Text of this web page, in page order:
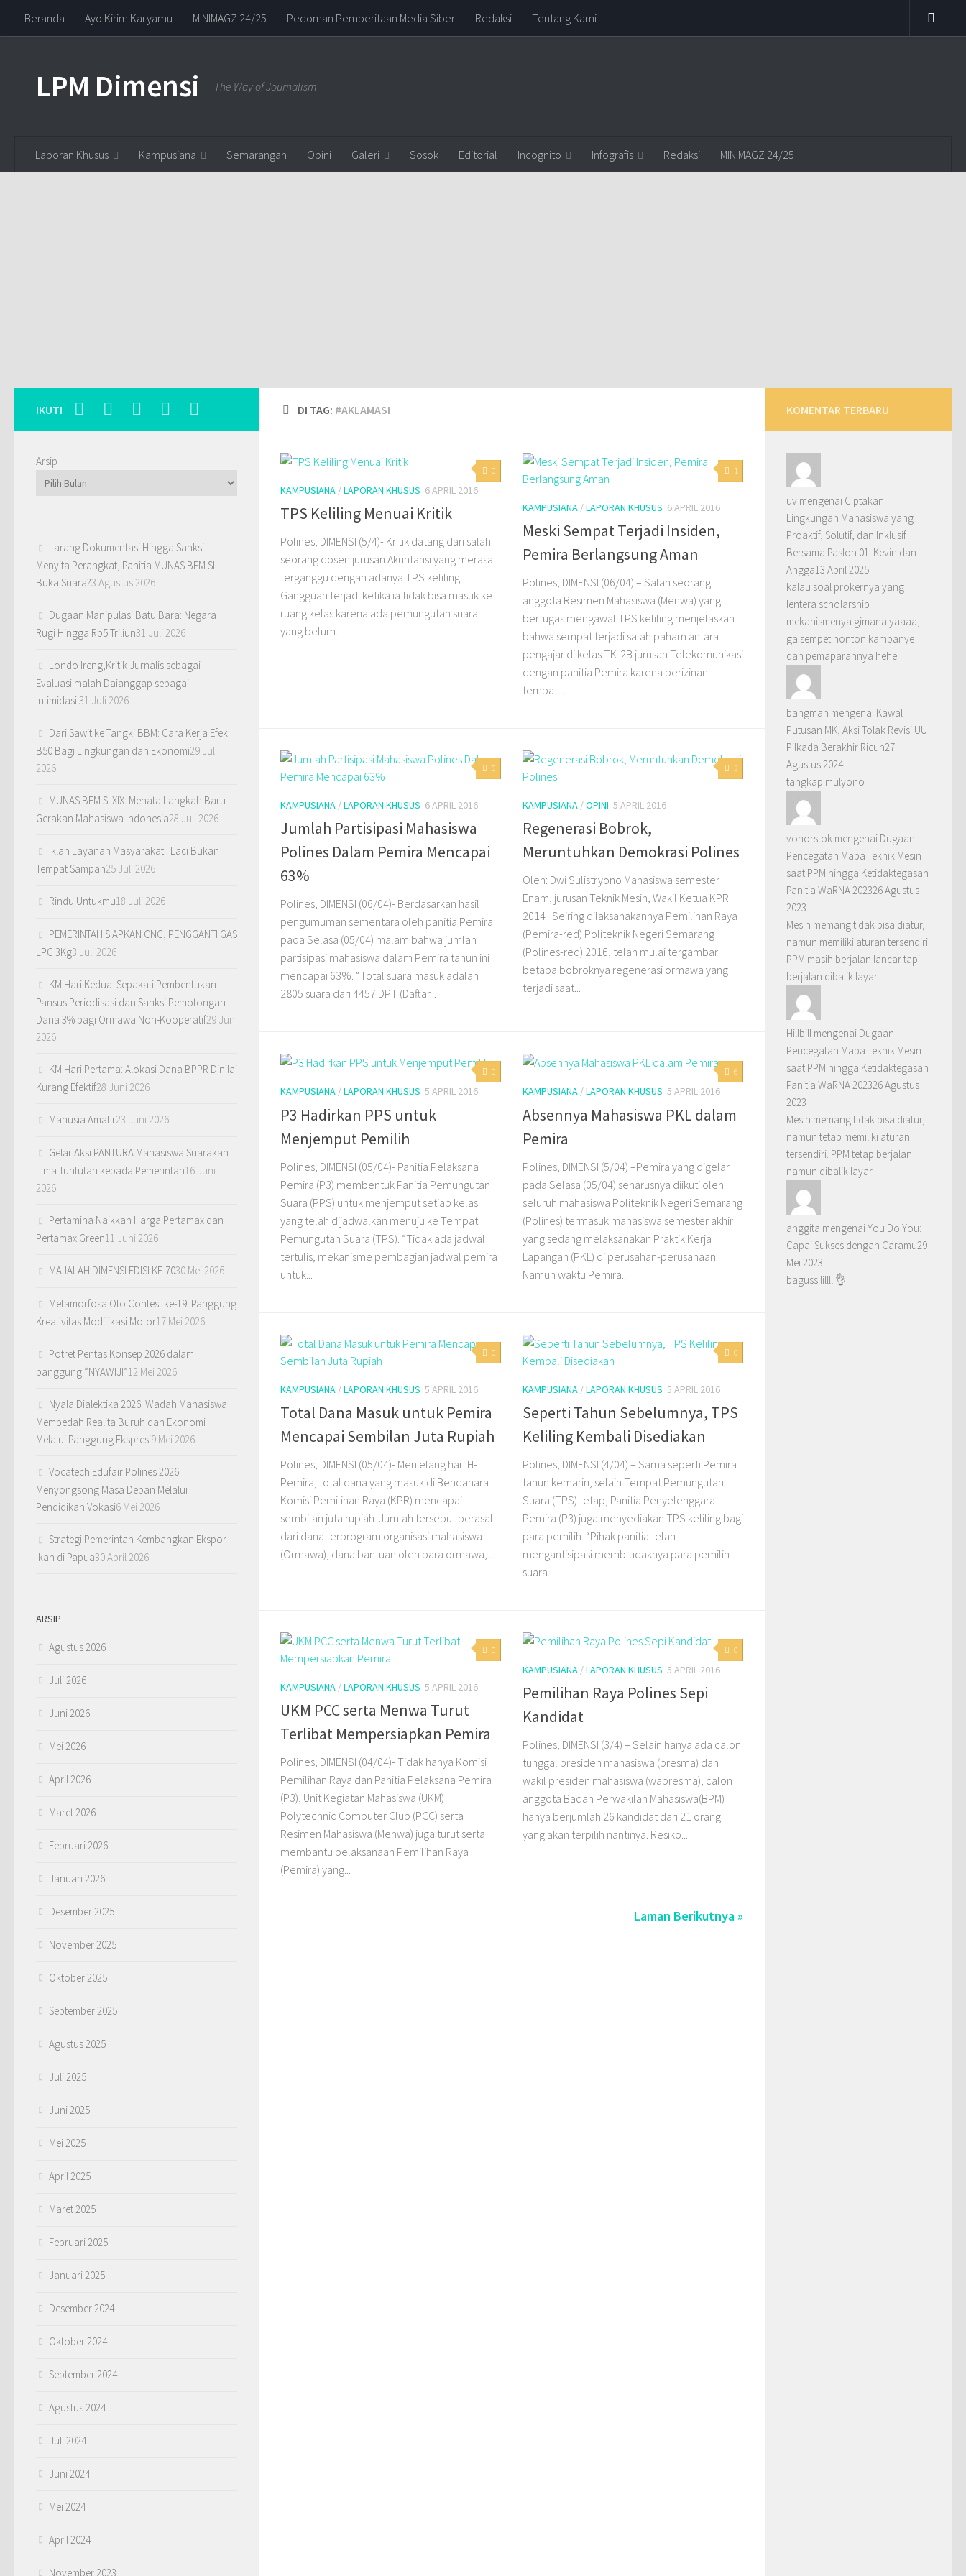
Skip to content
Beranda Ayo Kirim Karyamu MINIMAGZ 24/25 Pedoman Pemberitaan Media Siber Redaksi Tentang Kami
LPM Dimensi The Way of Journalism
Laporan Khusus Kampusiana Semarangan Opini Galeri Sosok Editorial Incognito Infografis Redaksi MINIMAGZ 24/25
DI TAG: #AKLAMASI
0
KAMPUSIANA /LAPORAN KHUSUS 6 APRIL 2016
TPS Keliling Menuai Kritik
Polines, DIMENSI (5/4)- Kritik datang dari salah
seorang dosen jurusan Akuntansi yang merasa
terganggu dengan adanya TPS keliling.
Gangguan terjadi ketika ia tidak bisa masuk ke
ruang kelas karena ada pemungutan suara
yang belum...
1
KAMPUSIANA /LAPORAN KHUSUS 6 APRIL 2016
Meski Sempat Terjadi Insiden,
Pemira Berlangsung Aman
Polines, DIMENSI (06/04) – Salah seorang
anggota Resimen Mahasiswa (Menwa) yang
bertugas mengawal TPS keliling menjelaskan
bahwa sempat terjadi salah paham antara
pengajar di kelas TK-2B jurusan Telekomunikasi
dengan panitia Pemira karena perizinan
tempat....
5
KAMPUSIANA /LAPORAN KHUSUS 6 APRIL 2016
Jumlah Partisipasi Mahasiswa
Polines Dalam Pemira Mencapai
63%
Polines, DIMENSI (06/04)- Berdasarkan hasil
pengumuman sementara oleh panitia Pemira
pada Selasa (05/04) malam bahwa jumlah
partisipasi mahasiswa dalam Pemira tahun ini
mencapai 63%. “Total suara masuk adalah
2805 suara dari 4457 DPT (Daftar...
3
KAMPUSIANA /OPINI 5 APRIL 2016
Regenerasi Bobrok,
Meruntuhkan Demokrasi Polines
Oleh: Dwi Sulistryono Mahasiswa semester
Enam, jurusan Teknik Mesin, Wakil Ketua KPR
2014 Seiring dilaksanakannya Pemilihan Raya
(Pemira-red) Politeknik Negeri Semarang
(Polines-red) 2016, telah mulai tergambar
betapa bobroknya regenerasi ormawa yang
terjadi saat...
0
KAMPUSIANA /LAPORAN KHUSUS 5 APRIL 2016
P3 Hadirkan PPS untuk
Menjemput Pemilih
Polines, DIMENSI (05/04)- Panitia Pelaksana
Pemira (P3) membentuk Panitia Pemungutan
Suara (PPS) untuk menjemput setiap kelas
yang telah dijadwalkan menuju ke Tempat
Pemungutan Suara (TPS). “Tidak ada jadwal
tertulis, mekanisme pembagian jadwal pemira
untuk...
6
KAMPUSIANA /LAPORAN KHUSUS 5 APRIL 2016
Absennya Mahasiswa PKL dalam
Pemira
Polines, DIMENSI (5/04) –Pemira yang digelar
pada Selasa (05/04) seharusnya diikuti oleh
seluruh mahasiswa Politeknik Negeri Semarang
(Polines) termasuk mahasiswa semester akhir
yang sedang melaksanakan Praktik Kerja
Lapangan (PKL) di perusahan-perusahaan.
Namun waktu Pemira...
0
KAMPUSIANA /LAPORAN KHUSUS 5 APRIL 2016
Total Dana Masuk untuk Pemira
Mencapai Sembilan Juta Rupiah
Polines, DIMENSI (05/04)- Menjelang hari H-
Pemira, total dana yang masuk di Bendahara
Komisi Pemilihan Raya (KPR) mencapai
sembilan juta rupiah. Jumlah tersebut berasal
dari dana terprogram organisasi mahasiswa
(Ormawa), dana bantuan oleh para ormawa,...
0
KAMPUSIANA /LAPORAN KHUSUS 5 APRIL 2016
Seperti Tahun Sebelumnya, TPS
Keliling Kembali Disediakan
Polines, DIMENSI (4/04) – Sama seperti Pemira
tahun kemarin, selain Tempat Pemungutan
Suara (TPS) tetap, Panitia Penyelenggara
Pemira (P3) juga menyediakan TPS keliling bagi
para pemilih. “Pihak panitia telah
mengantisipasi membludaknya para pemilih
suara...
0
KAMPUSIANA /LAPORAN KHUSUS 5 APRIL 2016
UKM PCC serta Menwa Turut
Terlibat Mempersiapkan Pemira
Polines, DIMENSI (04/04)- Tidak hanya Komisi
Pemilihan Raya dan Panitia Pelaksana Pemira
(P3), Unit Kegiatan Mahasiswa (UKM)
Polytechnic Computer Club (PCC) serta
Resimen Mahasiswa (Menwa) juga turut serta
membantu pelaksanaan Pemilihan Raya
(Pemira) yang...
0
KAMPUSIANA /LAPORAN KHUSUS 5 APRIL 2016
Pemilihan Raya Polines Sepi
Kandidat
Polines, DIMENSI (3/4) – Selain hanya ada calon
tunggal presiden mahasiswa (presma) dan
wakil presiden mahasiswa (wapresma), calon
anggota Badan Perwakilan Mahasiswa(BPM)
hanya berjumlah 26 kandidat dari 21 orang
yang akan terpilih nantinya. Resiko...
Laman Berikutnya »
IKUTI
Arsip
Larang Dokumentasi Hingga Sanksi
Menyita Perangkat, Panitia MUNAS BEM SI
Buka Suara?3 Agustus 2026
Dugaan Manipulasi Batu Bara: Negara
Rugi Hingga Rp5 Triliun31 Juli 2026
Londo Ireng,Kritik Jurnalis sebagai
Evaluasi malah Daianggap sebagai
Intimidasi.31 Juli 2026
Dari Sawit ke Tangki BBM: Cara Kerja Efek
B50 Bagi Lingkungan dan Ekonomi29 Juli
2026
MUNAS BEM SI XIX: Menata Langkah Baru
Gerakan Mahasiswa Indonesia28 Juli 2026
Iklan Layanan Masyarakat | Laci Bukan
Tempat Sampah25 Juli 2026
Rindu Untukmu18 Juli 2026
PEMERINTAH SIAPKAN CNG, PENGGANTI GAS
LPG 3Kg3 Juli 2026
KM Hari Kedua: Sepakati Pembentukan
Pansus Periodisasi dan Sanksi Pemotongan
Dana 3% bagi Ormawa Non-Kooperatif29 Juni
2026
KM Hari Pertama: Alokasi Dana BPPR Dinilai
Kurang Efektif28 Juni 2026
Manusia Amatir23 Juni 2026
Gelar Aksi PANTURA Mahasiswa Suarakan
Lima Tuntutan kepada Pemerintah16 Juni
2026
Pertamina Naikkan Harga Pertamax dan
Pertamax Green11 Juni 2026
MAJALAH DIMENSI EDISI KE-7030 Mei 2026
Metamorfosa Oto Contest ke-19: Panggung
Kreativitas Modifikasi Motor17 Mei 2026
Potret Pentas Konsep 2026 dalam
panggung “NYAWIJI”12 Mei 2026
Nyala Dialektika 2026: Wadah Mahasiswa
Membedah Realita Buruh dan Ekonomi
Melalui Panggung Ekspresi9 Mei 2026
Vocatech Edufair Polines 2026:
Menyongsong Masa Depan Melalui
Pendidikan Vokasi6 Mei 2026
Strategi Pemerintah Kembangkan Ekspor
Ikan di Papua30 April 2026
ARSIP
Agustus 2026
Juli 2026
Juni 2026
Mei 2026
April 2026
Maret 2026
Februari 2026
Januari 2026
Desember 2025
November 2025
Oktober 2025
September 2025
Agustus 2025
Juli 2025
Juni 2025
Mei 2025
April 2025
Maret 2025
Februari 2025
Januari 2025
Desember 2024
Oktober 2024
September 2024
Agustus 2024
Juli 2024
Juni 2024
Mei 2024
April 2024
November 2023
KOMENTAR TERBARU
uv mengenai Ciptakan
Lingkungan Mahasiswa yang
Proaktif, Solutif, dan Inklusif
Bersama Paslon 01: Kevin dan
Angga13 April 2025
kalau soal prokernya yang
lentera scholarship
mekanismenya gimana yaaaa,
ga sempet nonton kampanye
dan pemaparannya hehe.
bangman mengenai Kawal
Putusan MK, Aksi Tolak Revisi UU
Pilkada Berakhir Ricuh27
Agustus 2024
tangkap mulyono
vohorstok mengenai Dugaan
Pencegatan Maba Teknik Mesin
saat PPM hingga Ketidaktegasan
Panitia WaRNA 202326 Agustus
2023
Mesin memang tidak bisa diatur,
namun memiliki aturan tersendiri.
PPM masih berjalan lancar tapi
berjalan dibalik layar
Hillbill mengenai Dugaan
Pencegatan Maba Teknik Mesin
saat PPM hingga Ketidaktegasan
Panitia WaRNA 202326 Agustus
2023
Mesin memang tidak bisa diatur,
namun tetap memiliki aturan
tersendiri. PPM tetap berjalan
namun dibalik layar
anggita mengenai You Do You:
Capai Sukses dengan Caramu29
Mei 2023
baguss lillll 👌